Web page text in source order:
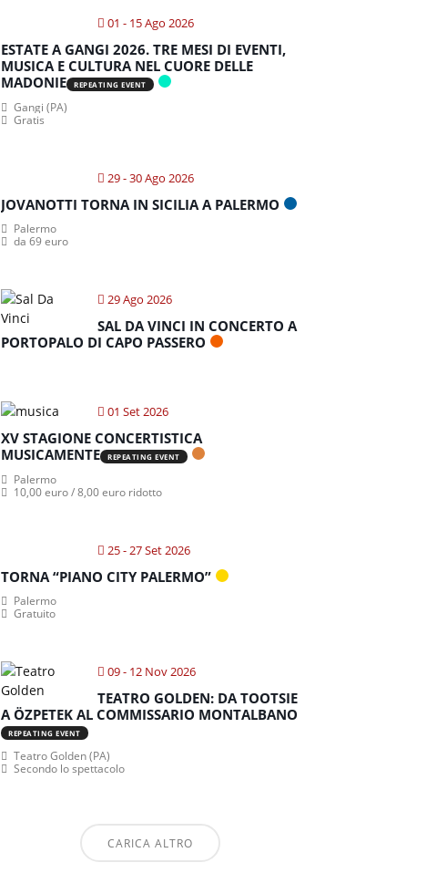
01 - 15 Ago 2026
ESTATE A GANGI 2026. TRE MESI DI EVENTI,
MUSICA E CULTURA NEL CUORE DELLE
MADONIE
REPEATING EVENT
Gangi (PA)
Gratis
29 - 30 Ago 2026
JOVANOTTI TORNA IN SICILIA A PALERMO
Palermo
da 69 euro
29 Ago 2026
SAL DA VINCI IN CONCERTO A
PORTOPALO DI CAPO PASSERO
01 Set 2026
XV STAGIONE CONCERTISTICA
MUSICAMENTE
REPEATING EVENT
Palermo
10,00 euro / 8,00 euro ridotto
25 - 27 Set 2026
TORNA “PIANO CITY PALERMO”
Palermo
Gratuito
09 - 12 Nov 2026
TEATRO GOLDEN: DA TOOTSIE
A ÖZPETEK AL COMMISSARIO MONTALBANO
REPEATING EVENT
Teatro Golden (PA)
Secondo lo spettacolo
CARICA ALTRO